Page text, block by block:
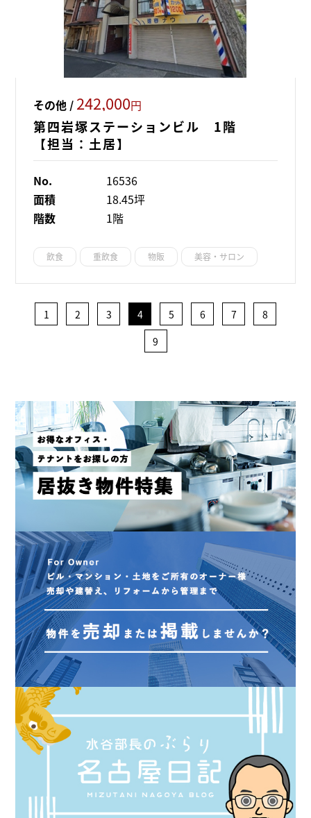
その他 / 242,000円
第四岩塚ステーションビル 1階
【担当：土居】
No.
16536
面積
18.45坪
階数
1階
飲食 重飲食 物販 美容・サロン
1 2 3 4 5 6 7
8
9